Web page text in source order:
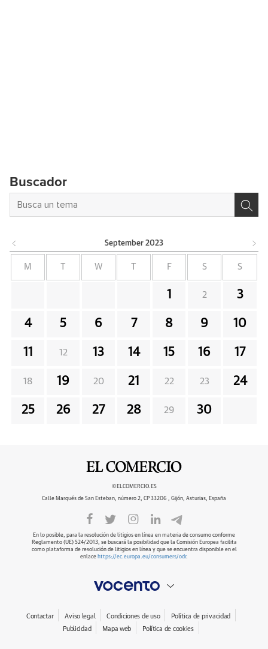
Buscador
September 2023
M W F S S
1 2 3
4 5 6 7 8 9 10
11 12 13 14 15 16 17
18 19 20 21 22 23 24
25 26 27 28 29 30
©ELCOMERCIO.ES
Calle Marqués de San Esteban, número 2, CP 33206 , Gijón, Asturias, España
En lo posible, para la resolución de litigios en línea en materia de consumo conforme
Reglamento (UE) 524/2013, se buscará la posibilidad que la Comisión Europea facilita
como plataforma de resolución de litigios en línea y que se encuentra disponible en el
enlace https://ec.europa.eu/consumers/odr.
Contactar Aviso legal Condiciones de uso
Política de privacidad
Publicidad
Mapa web Política de cookies